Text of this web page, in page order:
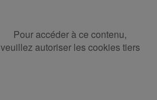
Pour accéder à ce contenu,
veuillez autoriser les cookies tiers